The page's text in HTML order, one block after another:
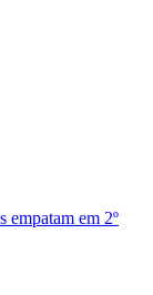
em 2º